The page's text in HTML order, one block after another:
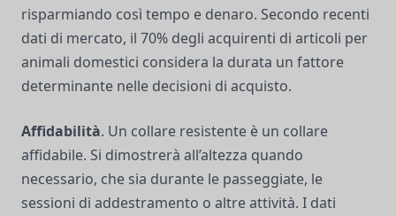
risparmiando così tempo e denaro. Secondo recenti
dati di mercato, il 70% degli acquirenti di articoli per
animali domestici considera la durata un fattore
determinante nelle decisioni di acquisto.
Affidabilità. Un collare resistente è un collare
affidabile. Si dimostrerà all’altezza quando
necessario, che sia durante le passeggiate, le
sessioni di addestramento o altre attività. I dati